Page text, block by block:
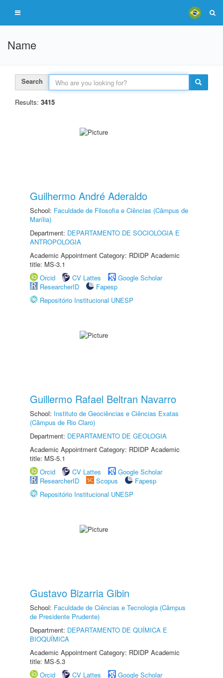
Name
Search
Results: 3415
Guilhermo André Aderaldo
School: Faculdade de Filosofia e Ciências (Câmpus de
Marília)
Department: DEPARTAMENTO DE SOCIOLOGIA E
ANTROPOLOGIA
Academic Appointment Category: RDIDP Academic
title: MS-3.1
Orcid
CV Lattes
Google Scholar
ResearcherID
Fapesp
Repositório Institucional UNESP
Guillermo Rafael Beltran Navarro
School: Instituto de Geociências e Ciências Exatas
(Câmpus de Rio Claro)
Department: DEPARTAMENTO DE GEOLOGIA
Academic Appointment Category: RDIDP Academic
title: MS-5.1
Orcid
CV Lattes
Google Scholar
ResearcherID
Scopus
Fapesp
Repositório Institucional UNESP
Gustavo Bizarria Gibin
School: Faculdade de Ciências e Tecnologia (Câmpus
de Presidente Prudente)
Department: DEPARTAMENTO DE QUÍMICA E
BIOQUÍMICA
Academic Appointment Category: RDIDP Academic
title: MS-5.3
Orcid
CV Lattes
Google Scholar